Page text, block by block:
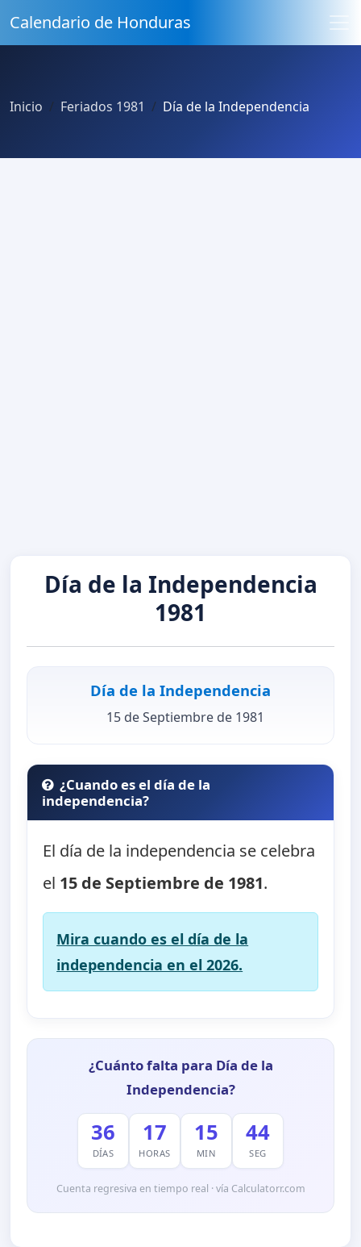
Calendario de Honduras
Inicio Feriados 1981 Día de la Independencia
Día de la Independencia
1981
Día de la Independencia
15 de Septiembre de 1981
¿Cuando es el día de la
independencia?
El día de la independencia se celebra
el 15 de Septiembre de 1981.
Mira cuando es el día de la
independencia en el 2026.
¿Cuánto falta para Día de la
Independencia?
36
DÍAS
17
HORAS
15
MIN
44
SEG
Cuenta regresiva en tiempo real · vía Calculatorr.com